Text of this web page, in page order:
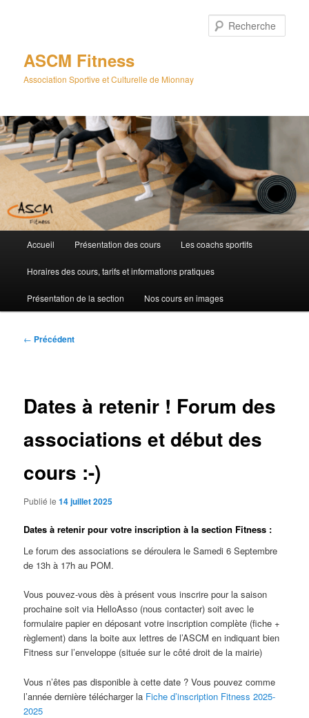
ASCM Fitness
Association Sportive et Culturelle de Mionnay
principal
Accueil Présentation des cours Les coachs sportifs
Horaires des cours, tarifs et informations pratiques
Présentation de la section Nos cours en images
Navigation
← Précédent
Dates à retenir ! Forum des
associations et début des
cours :-)
Publié le14 juillet 2025
Dates à retenir pour votre inscription à la section Fitness :
Le forum des associations se déroulera le Samedi 6 Septembre
de 13h à 17h au POM.
Vous pouvez-vous dès à présent vous inscrire pour la saison
prochaine soit via HelloAsso (nous contacter) soit avec le
formulaire papier en déposant votre inscription complète (fiche +
règlement) dans la boite aux lettres de l’ASCM en indiquant bien
Fitness sur l’enveloppe (située sur le côté droit de la mairie)
Vous n’êtes pas disponible à cette date ? Vous pouvez comme
l’année dernière télécharger la Fiche d’inscription Fitness 2025-
2025